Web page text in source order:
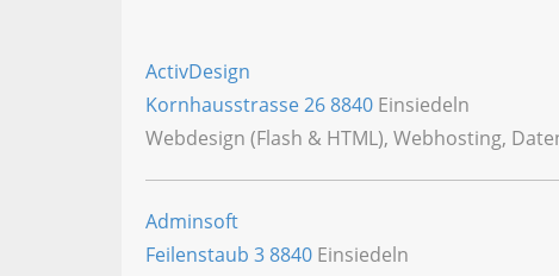
ActivDesign
Kornhausstrasse 268840 Einsiedeln
Webdesign (Flash & HTML), Webhosting,
Adminsoft
Feilenstaub 38840 Einsiedeln